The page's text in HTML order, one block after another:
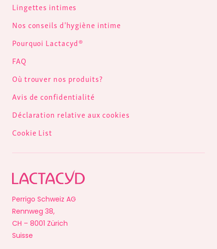
Perrigo Schweiz AG
Rennweg 38,
CH – 8001 Zürich
Suisse
Lingettes intimes
Nos conseils d'hygiène intime
Pourquoi Lactacyd®
FAQ
Où trouver nos produits?
Avis de confidentialité
Déclaration relative aux cookies
Cookie List